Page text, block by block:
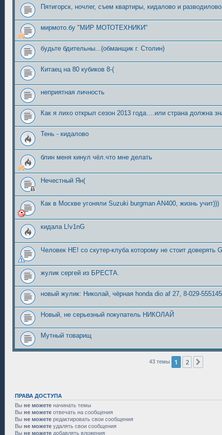
Пятигорск, ночлег, съем квартиры, кидалово и разводилово
мирмото.бу "МИР МОТОТЕХНИКИ"
будьте бдительны...(обманщик г. Столин)
Китаец на 80 кубиков 8-(
неприятная личность
Как я лихо открыл сезон 2013 года….или страна должна
Тень - кидалово
блин меня кинул чёл.что мне делать
Нечестный Ян(
Как в Москве угоняли Suzuki burgman AN400, жизнь учит)))
кидала L!v1nG
Человек НЕ! со скутер-клуба которому не стоит доверять
жулик сергей из БРЕСТА.
новый жулик: Николай, чёрная honda dio af 27, 8-029-
Новый, не серьезный покупатель НИКОЛАЙ
Мутный товарищ
43 темы 1 2
ПРАВА ДОСТУПА
Вы не можете начинать темы
Вы не можете отвечать на сообщения
Вы не можете редактировать свои сообщения
Вы не можете удалять свои сообщения
Вы не можете добавлять вложения